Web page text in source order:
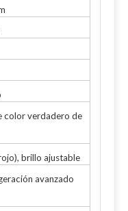
color verdadero de
brillo ajustable
avanzado